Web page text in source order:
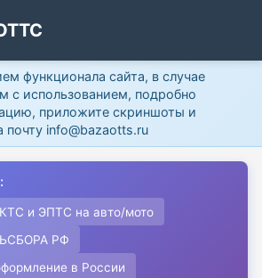
функционала сайта, в случае
с использованием, подробно
приложите скриншоты и
почту info@bazaotts.ru
и ЭПТС на авто/мото
РФ
в России